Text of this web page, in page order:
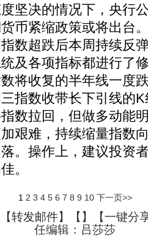
坚决的情况下，央行
币紧缩政策或将出台
数超跌后本周持续反
及各项指标都进行了
将收复的半年线一度
指数收带长下引线的
数拉回，但做多动能
艰难，持续缩量指数
。操作上，建议投资
。
1 2 3 4 5 6 7 8 9 10 下一页>>
转发邮件】【 】
【一键分
任编辑：吕莎莎